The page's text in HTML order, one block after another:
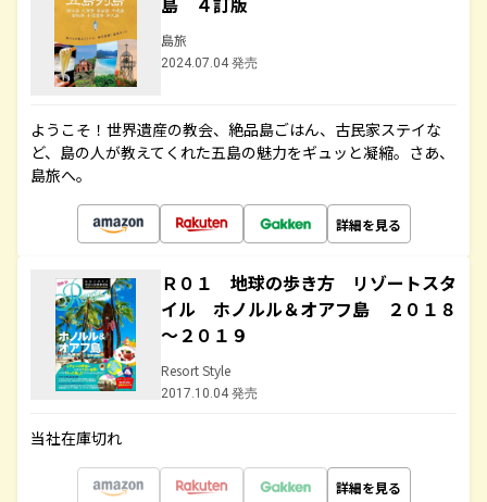
島旅
2024.07.04 発売
ようこそ！世界遺産の教会、絶品島ごはん、古民家ステイな
ど、島の人が教えてくれた五島の魅力をギュッと凝縮。さあ、
島旅へ。
詳細を見る
Ｒ０１ 地球の歩き方 リゾートスタ
イル ホノルル＆オアフ島 ２０１８
～２０１９
Resort Style
2017.10.04 発売
当社在庫切れ
詳細を見る